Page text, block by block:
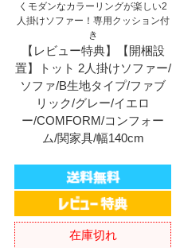
くモダンなカラーリングが楽しい2
人掛けソファー！専用クッション付
き
【レビュー特典】【開梱設
置】トット 2人掛けソファー/
ソファ/B生地タイプ/ファブ
リック/グレー/イエロ
ー/COMFORM/コンフォー
ム/関家具/幅140cm
在庫切れ